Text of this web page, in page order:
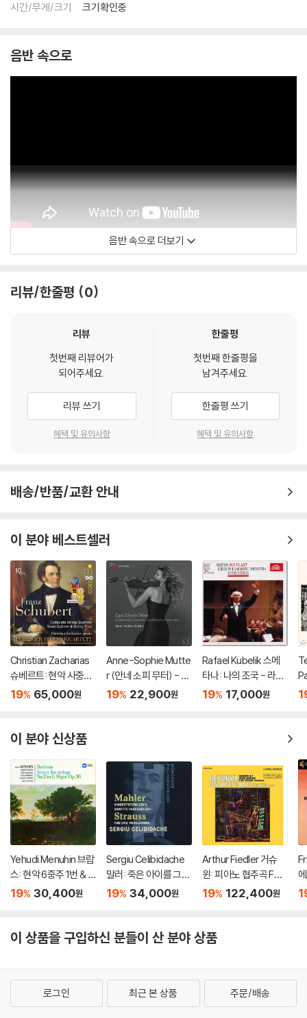
시간/무게/크기
크기확인중
음반 속으로
Deutsche Grammophon - DG
음반 속으로 더보기
리뷰/한줄평 0
리뷰
첫번째 리뷰어가
되어주세요.
리뷰 쓰기
혜택 및 유의사항
한줄평
첫번째 한줄평을
남겨주세요.
한줄평 쓰기
혜택 및 유의사항
배송/반품/교환 안내
이 분야 베스트셀러
Christian Zacharias
슈베르트: 현악 사중주
전곡 외 (Schubert: C
& String Trios)
19% 65,000원
Anne-Sophie Mutte
r (안네 소피 무터) - Ea
st Meets West
19% 22,900원
Rafael Kubelik 스메
타나: 나의 조국 - 라파
엘 쿠벨릭 (Smetana:
19% 17,000원
이 분야 신상품
Yehudi Menuhin 브람
스: 현악 6중주 1번 & 2
번 (Brahms: String S
19% 30,400원
Sergiu Celibidache
말러: 죽은 아이를 그리
는 노래 / R. 슈트라우
r, R. Strauss: Death a
19% 34,000원
Arthur Fiedler 거슈
윈: 피아노 협주곡 F장
조 (Gershwin: Conc
[2LP]
19% 122,400원
이 상품을 구입하신 분들이 산 분야 상품
로그인 최근 본 상품 주문/배송